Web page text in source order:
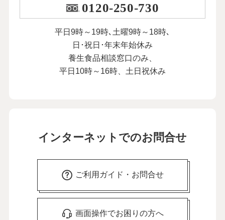
0120-250-730
平日9時～19時､土曜9時～18時､
日･祝日･年末年始休み
養生食品相談窓口のみ、
平日10時～16時、土日祝休み
インターネットでのお問合せ
ご利用ガイド・お問合せ
画面操作でお困りの方へ